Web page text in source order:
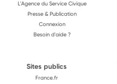
L'Agence du Service Civique
Presse & Publication
Connexion
Besoin d'aide ?
Sites publics
France.fr